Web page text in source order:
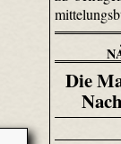
Die